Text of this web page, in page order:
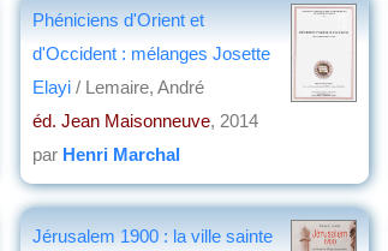
Phéniciens d'Orient et
d'Occident : mélanges Josette
Elayi / Lemaire, André
éd. Jean Maisonneuve, 2014
par Henri Marchal
Jérusalem 1900 : la ville sainte